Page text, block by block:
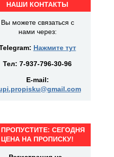
НАШИ КОНТАКТЫ
Вы можете связаться с
нами через:
Нажмите тут
Тел: 7-937-796-30-96
E-mail:
ПРОПУСТИТЕ: СЕГОДНЯ
ЦЕНА НА ПРОПИСКУ!